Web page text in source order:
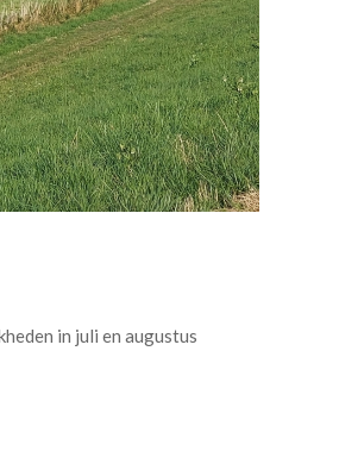
in juli en augustus